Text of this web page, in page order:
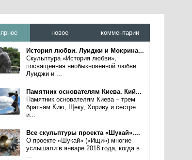
новое комментарии
История любви. Луиджи и Мокрина...
Скульптура «История любви»,
посвященная необыкновенной любви
Луиджи и ...
Памятник основателям Киева. Кий...
Памятник основателям Киева – трем
братьям Кию, Щеку, Хориву и сестре
и...
Все скульптуры проекта «Шукай»....
О проекте «Шукай» («Ищи») многие
услышали в январе 2018 года, когда в
...